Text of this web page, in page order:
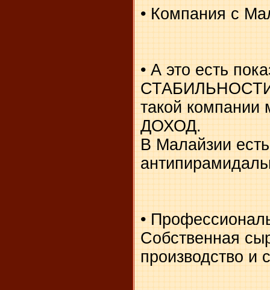
• Компания с
• А это есть
такой
ДОХОД.
В Малайзии
•
Собственная
производство и